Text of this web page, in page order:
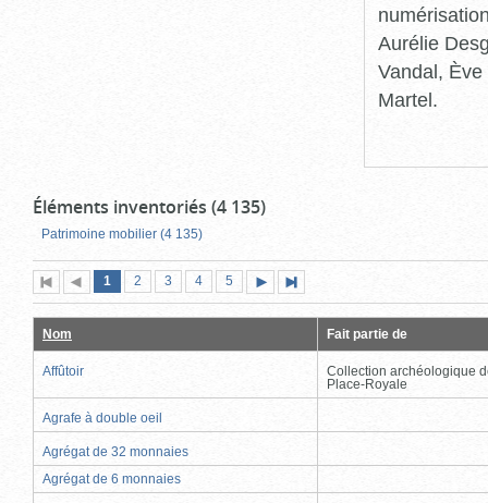
Aurélie
Vandal,
Martel.
Éléments inventoriés (4 135)
Patrimoine mobilier (4 135)
Première
page
Page
précédente
Page
1 (page
actuelle)
Page
2 Page
3 Page
4 Page
5
suivante
page
Nom Fait partie de
Affûtoir
Collection archéologique
Place-Royale
Agrafe à double oeil
Agrégat de 32 monnaies
Agrégat de 6 monnaies